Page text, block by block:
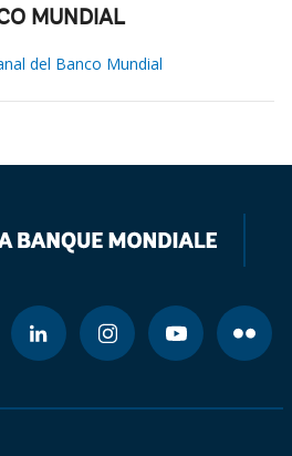
MUNDIAL
del Banco Mundial